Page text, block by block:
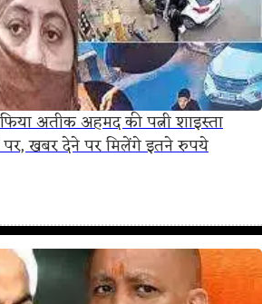
अतीक अहमद की पत्नी शाइस्ता
खबर देने पर मिलेंगे इतने रुपये